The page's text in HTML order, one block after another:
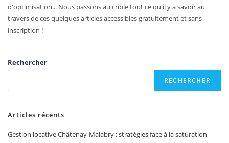
d'optimisation... Nous passons au crible tout ce qu'il y a savoir au
travers de ces quelques articles accessibles gratuitement et sans
inscription !
Rechercher
RECHERCHER
Articles récents
Gestion locative Châtenay-Malabry : stratégies face à la saturation